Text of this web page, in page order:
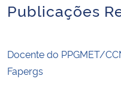
Publicações
Docente do PPGMET/
Fapergs